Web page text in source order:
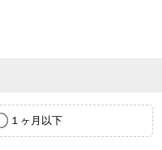
１ヶ月以下